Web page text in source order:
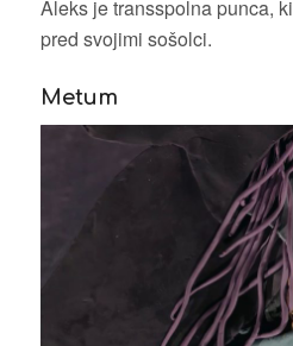
Aleks je transspolna punca,
pred svojimi sošolci.
Metum